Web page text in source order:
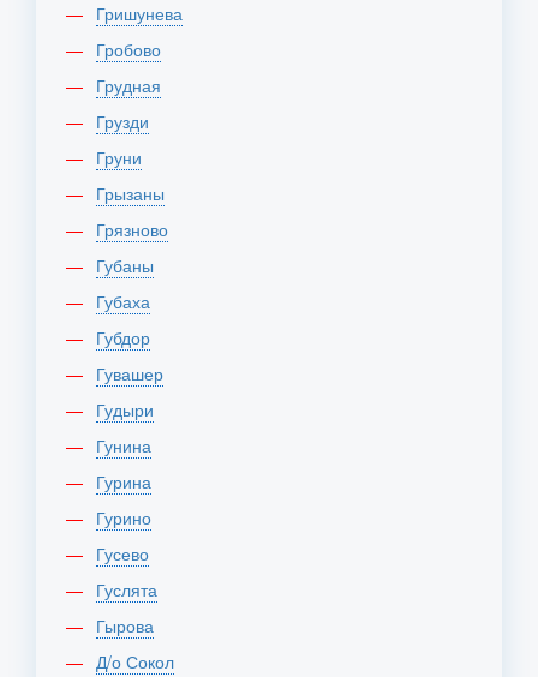
Гришунева
Гробово
Грудная
Грузди
Груни
Грызаны
Грязново
Губаны
Губаха
Губдор
Гувашер
Гудыри
Гунина
Гурина
Гурино
Гусево
Гуслята
Гырова
Д/о Сокол